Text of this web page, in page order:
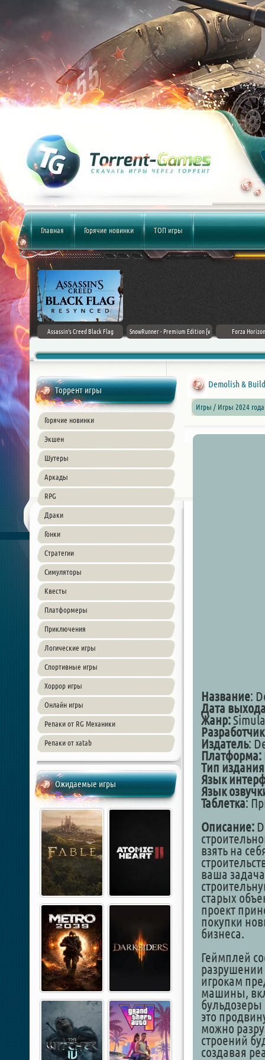
Главная Горячие новинки ТОП игры
Ages
Assassin's Creed Black Flag
SnowRunner - Premium Edition [v
Forza
Торрент игры
Горячие новинки
Экшен
Шутеры
Аркады
RPG
Драки
Гонки
Стратегии
Симуляторы
Квесты
Платформеры
Приключения
Логические игры
Спортивные игры
Хоррор игры
Онлайн игры
Репаки от RG Механики
Репаки от xatab
Ожидаемые игры
Demolish &
Игры / Игры 2024
Название:
Дата
Жанр:
Издатель:
Платформа:
Тип
Язык
Язык
Таблетка:
Описание:
взять на
ваша
старых
проект
покупки
бизнеса.
Геймплей
игрокам
машины,
бульдозеры
это
можно
строений
создавая